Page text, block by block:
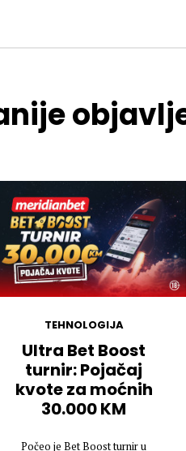
TEHNOLOGIJA
Ultra Bet Boost
turnir: Pojačaj
kvote za moćnih
30.000 KM
Počeo je Bet Boost turnir u